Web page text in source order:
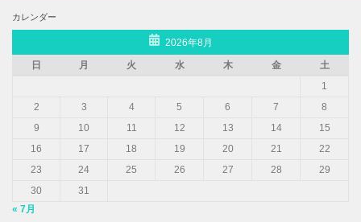
カレンダー
2026年8月
日
月 火 水 木 金
土
1
2
3 4 5 6 7
8
9
10 11 12 13 14
15
16
17 18 19 20 21
22
23
24 25 26 27 28
29
30
31
« 7月